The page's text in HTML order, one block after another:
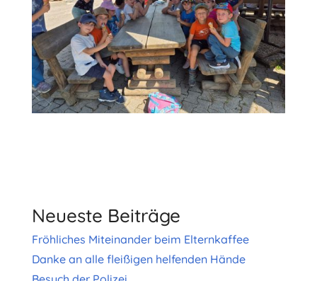
Neueste Beiträge
Fröhliches Miteinander beim Elternkaffee
Danke an alle fleißigen helfenden Hände